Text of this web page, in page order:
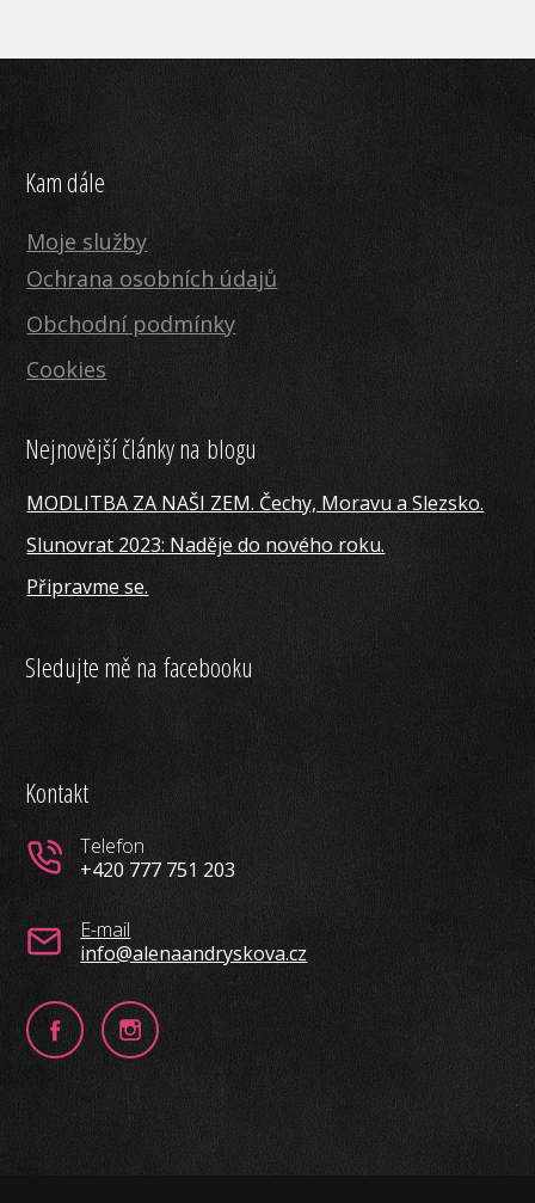
Kam dále
Moje služby
Ochrana osobních údajů
Obchodní podmínky
Cookies
Nejnovější články na blogu
MODLITBA ZA NAŠI ZEM. Čechy, Moravu a Slezsko.
Slunovrat 2023: Naděje do nového roku.
Připravme se.
Sledujte mě na facebooku
Kontakt
Telefon
+420 777 751 203
E-mail
info@alenaandryskova.cz